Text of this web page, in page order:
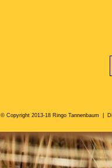
© Copyright 2013-18 Ringo Tannenbaum |